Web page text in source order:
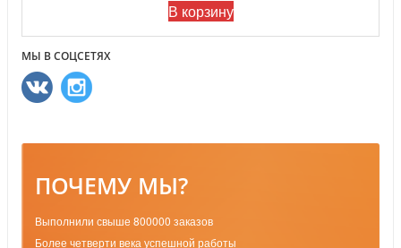
В корзину
МЫ В СОЦСЕТЯХ
ПОЧЕМУ МЫ?
Выполнили свыше 800000 заказов
Более четверти века успешной работы